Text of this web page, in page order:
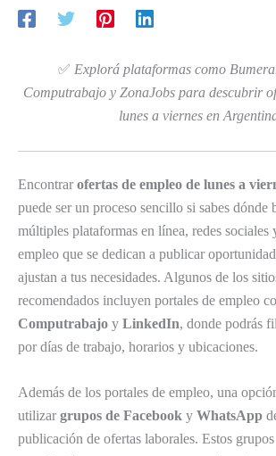
✅ Explorá plataformas como
Computrabajo y ZonaJobs para descubrir
lunes a viernes en
Encontrar ofertas de empleo de lunes a
puede ser un proceso sencillo si sabes dónde
múltiples plataformas en línea, redes sociales
empleo que se dedican a publicar
ajustan a tus necesidades. Algunos de los
recomendados incluyen portales de empleo
Computrabajo y LinkedIn, donde podrás
por días de trabajo, horarios y ubicaciones.
Además de los portales de empleo, una
utilizar grupos de Facebook y WhatsApp
publicación de ofertas laborales. Estos grupos